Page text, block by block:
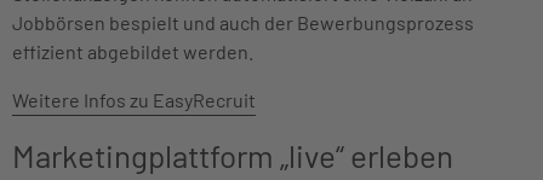
Jobbörsen bespielt und auch der Bewerbungsprozess
effizient abgebildet werden.
Weitere Infos zu EasyRecruit
Marketingplattform „live“ erleben